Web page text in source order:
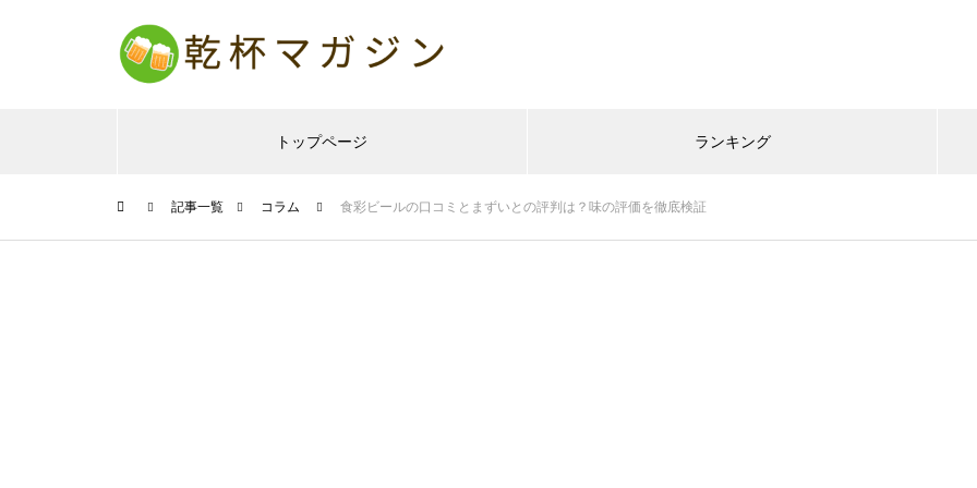
トップページ ランキング
記事一覧 コラム 食彩ビールの口コミとまずいとの評判は？味の評価を徹底検証